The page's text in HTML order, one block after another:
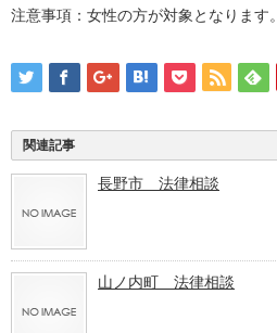
注意事項：女性の方が対象となります。
関連記事
長野市 法律相談
山ノ内町 法律相談